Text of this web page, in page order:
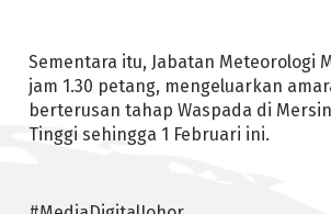
Sementara itu, Jabatan Meteorologi
jam 1.30 petang, mengeluarkan
berterusan tahap Waspada di
Tinggi sehingga 1 Februari ini.